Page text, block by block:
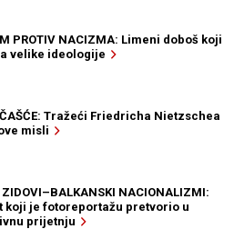
PROTIV NACIZMA: Limeni doboš koji
velike ideologije
Tražeći Friedricha Nietzschea
misli
ZIDOVI–BALKANSKI NACIONALIZMI:
koji je fotoreportažu pretvorio u
prijetnju